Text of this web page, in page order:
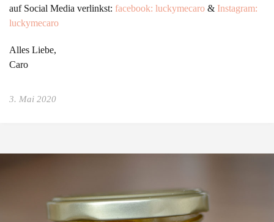
auf Social Media verlinkst: facebook: luckymecaro & Instagram:
luckymecaro
Alles Liebe,
Caro
3. Mai 2020